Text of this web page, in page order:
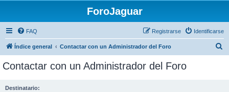
ForoJaguar
FAQ Identificarse
Registrarse
Índice general Contactar con un Administrador del Foro
Contactar con un Administrador del Foro
Destinatario: